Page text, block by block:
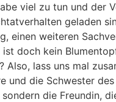
viel zu tun und der
geladen
einen weiteren
doch kein
Also, lass uns mal
und die Schwester
die Freundin,